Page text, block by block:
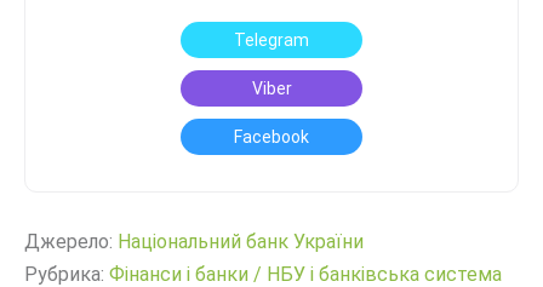
Telegram
Viber
Facebook
Джерело: Нацiональний банк України
Рубрика: Фінанси і банки / НБУ і банківська система